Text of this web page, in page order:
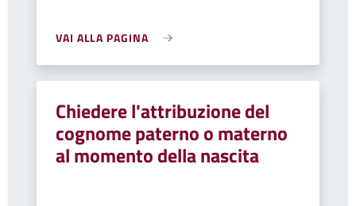
VAI ALLA PAGINA
Chiedere l'attribuzione del
cognome paterno o materno
al momento della nascita